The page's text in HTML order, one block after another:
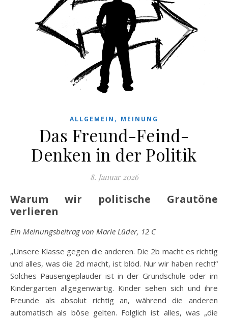
ALLGEMEIN , MEINUNG
Das Freund-Feind-
Denken in der Politik
8. Januar 2026
Warum wir politische Grautöne
verlieren
Ein Meinungsbeitrag von Marie Lüder, 12 C
„Unsere Klasse gegen die anderen. Die 2b macht es richtig
und alles, was die 2d macht, ist blöd. Nur wir haben recht!“
Solches Pausengeplauder ist in der Grundschule oder im
Kindergarten allgegenwärtig. Kinder sehen sich und ihre
Freunde als absolut richtig an, während die anderen
automatisch als böse gelten. Folglich ist alles, was „die